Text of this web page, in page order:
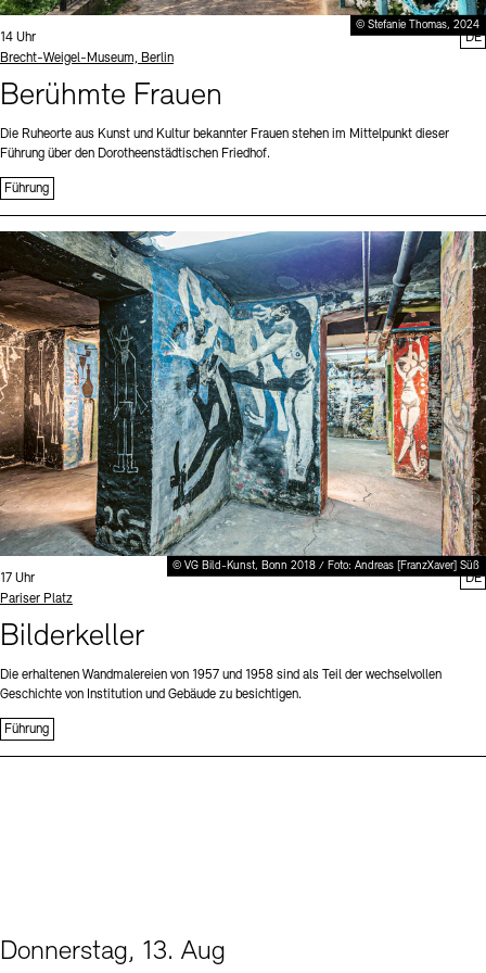
© Stefanie Thomas, 2024
Uhrzeit:
14 Uhr
Standort
Brecht-Weigel-Museum, Berlin
Berühmte Frauen
Die Ruheorte aus Kunst und Kultur bekannter Frauen stehen im Mittelpunkt dieser
Führung über den Dorotheenstädtischen Friedhof.
Führung
DE
© VG Bild-Kunst, Bonn 2018 / Foto: Andreas [FranzXaver] Süß
Uhrzeit:
17 Uhr
Standort
Pariser Platz
Bilderkeller
Die erhaltenen Wandmalereien von 1957 und 1958 sind als Teil der wechselvollen
Geschichte von Institution und Gebäude zu besichtigen.
Führung
DE
Donnerstag, 13. Aug